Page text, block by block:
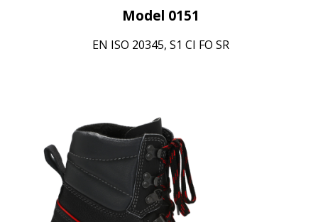
Model 0151
EN ISO 20345, S1 CI FO SR